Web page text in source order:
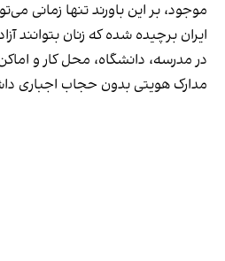
موجود، بر این باورند تنها زمانی
ایران برچیده شده که زنان بتوانند
در مدرسه، دانشگاه، محل کار و
مدارک هویتی بدون حجاب اجباری